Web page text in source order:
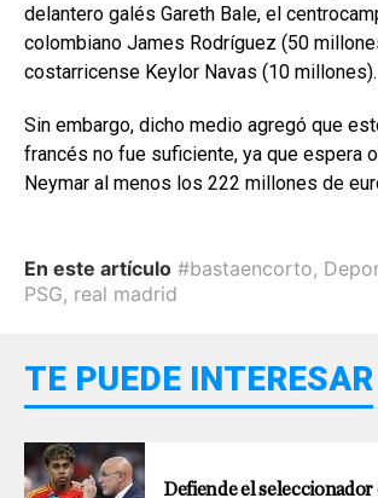
delantero galés Gareth Bale, el
colombiano James Rodríguez (50
costarricense Keylor Navas (10 millones).
Sin embargo, dicho medio agregó que
francés no fue suficiente, ya que espera
Neymar al menos los 222 millones de
En este artículo #bastaencorto,
PSG, real madrid
TE PUEDE INTERESAR
Defiende el seleccionador